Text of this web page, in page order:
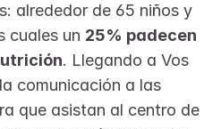
alrededor de 65 niños y
cuales un 25% padecen
. Llegando a Vos
comunicación a las
que asistan al centro de